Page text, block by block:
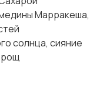
Марракеша,
солнца, сияние
рощ